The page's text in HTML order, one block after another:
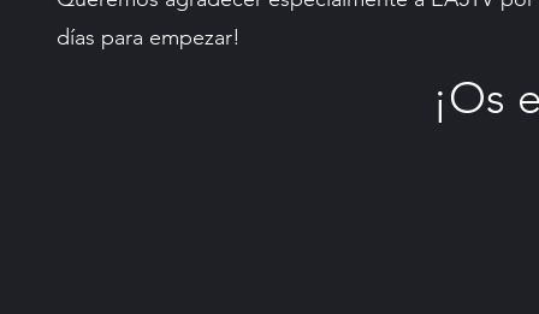
días para empezar!
¡Os